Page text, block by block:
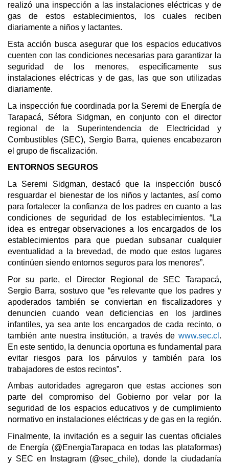
realizó una inspección a las instalaciones eléctricas y de
gas de estos establecimientos, los cuales reciben
diariamente a niños y lactantes.
Esta acción busca asegurar que los espacios educativos
cuenten con las condiciones necesarias para garantizar la
seguridad de los menores, específicamente sus
instalaciones eléctricas y de gas, las que son utilizadas
diariamente.
La inspección fue coordinada por la Seremi de Energía de
Tarapacá, Séfora Sidgman, en conjunto con el director
regional de la Superintendencia de Electricidad y
Combustibles (SEC), Sergio Barra, quienes encabezaron
el grupo de fiscalización.
ENTORNOS SEGUROS
La Seremi Sidgman, destacó que la inspección buscó
resguardar el bienestar de los niños y lactantes, así como
para fortalecer la confianza de los padres en cuanto a las
condiciones de seguridad de los establecimientos. “La
idea es entregar observaciones a los encargados de los
establecimientos para que puedan subsanar cualquier
eventualidad a la brevedad, de modo que estos lugares
continúen siendo entornos seguros para los menores”.
Por su parte, el Director Regional de SEC Tarapacá,
Sergio Barra, sostuvo que “es relevante que los padres y
apoderados también se conviertan en fiscalizadores y
denuncien cuando vean deficiencias en los jardines
infantiles, ya sea ante los encargados de cada recinto, o
también ante nuestra institución, a través de www.sec.cl .
En este sentido, la denuncia oportuna es fundamental para
evitar riesgos para los párvulos y también para los
trabajadores de estos recintos”.
Ambas autoridades agregaron que estas acciones son
parte del compromiso del Gobierno por velar por la
seguridad de los espacios educativos y de cumplimiento
normativo en instalaciones eléctricas y de gas en la región.
Finalmente, la invitación es a seguir las cuentas oficiales
de Energía (@EnergiaTarapaca en todas las plataformas)
y SEC en Instagram (@sec_chile), donde la ciudadanía